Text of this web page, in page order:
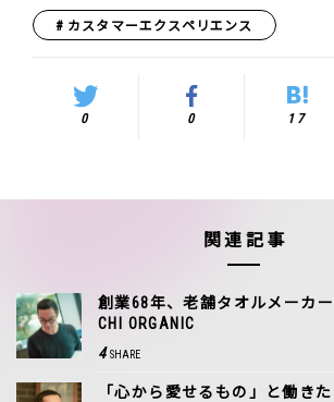
カスタマーエクスペリエンス
0 0 17
関連記事
創業68年、老舗タオルメーカー
CHI ORGANIC
4 SHARE
「心から愛せるもの」と働きた